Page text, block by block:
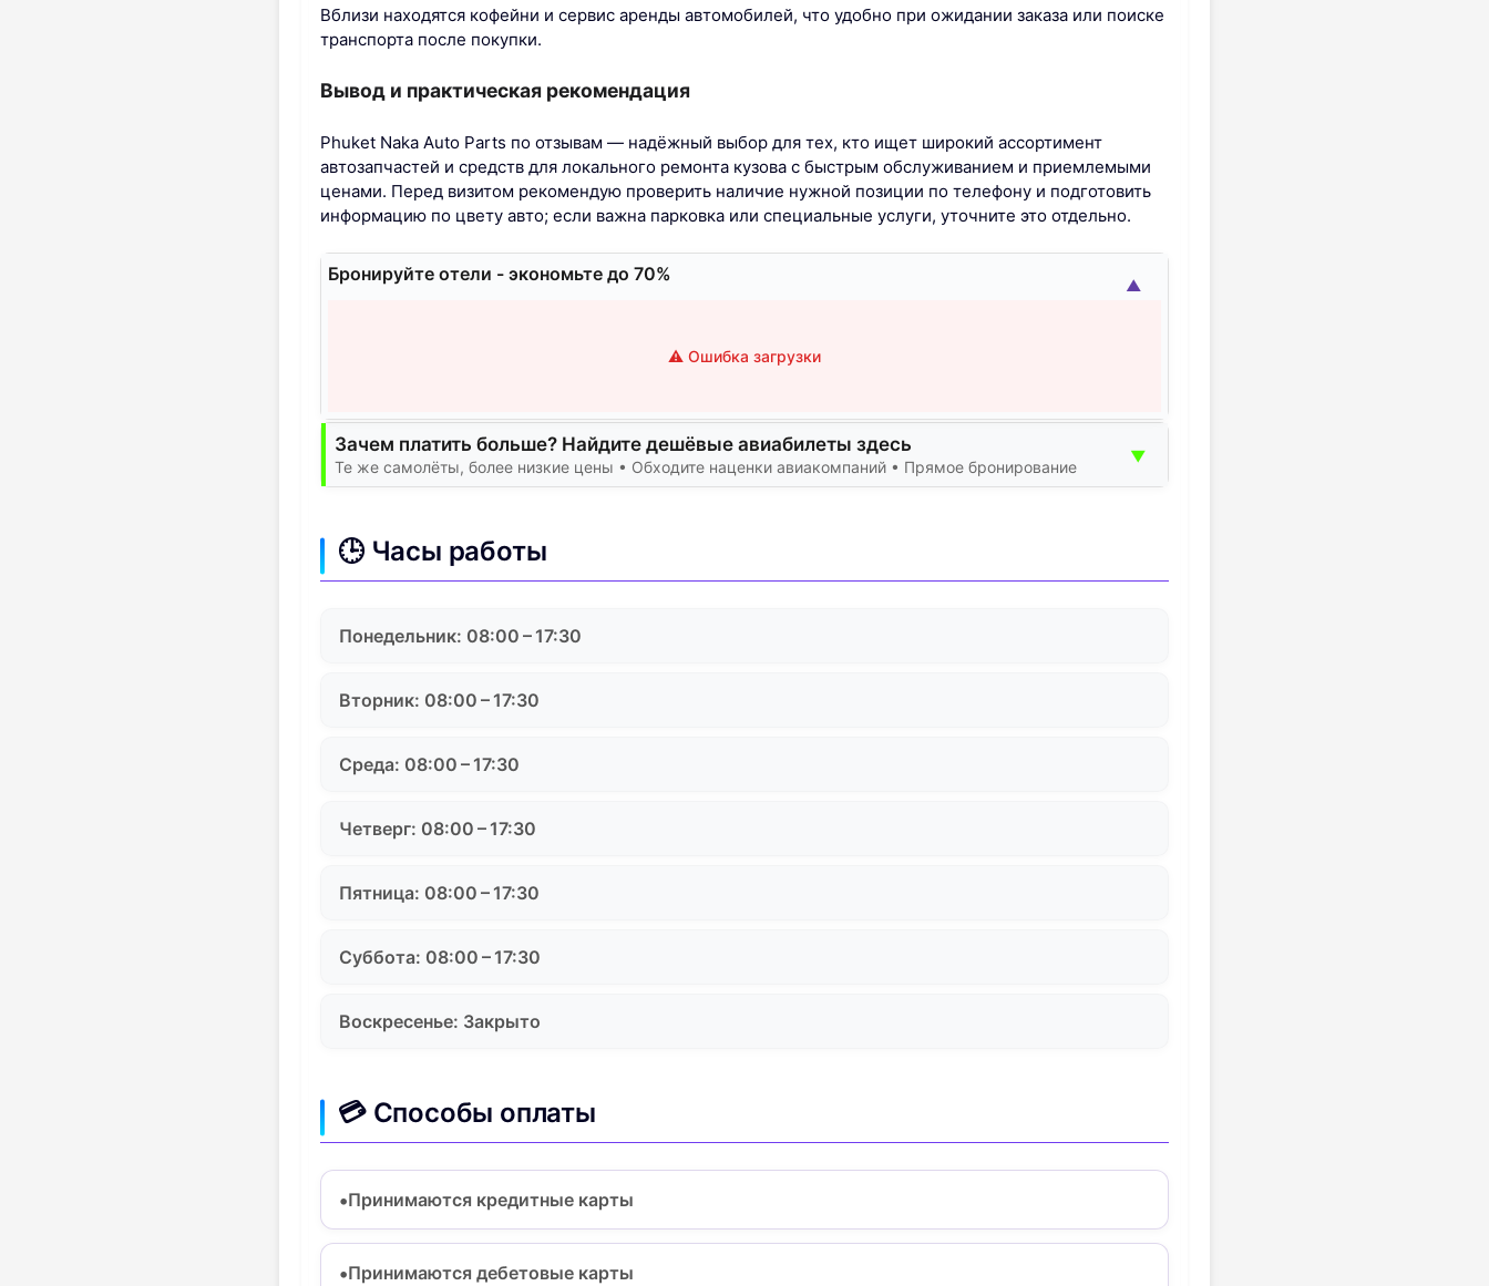
Вблизи находятся кофейни и сервис аренды автомобилей, что удобно при ожидании заказа или поиске
транспорта после покупки.
Вывод и практическая рекомендация
Phuket Naka Auto Parts по отзывам — надёжный выбор для тех, кто ищет широкий ассортимент
автозапчастей и средств для локального ремонта кузова с быстрым обслуживанием и приемлемыми
ценами. Перед визитом рекомендую проверить наличие нужной позиции по телефону и подготовить
информацию по цвету авто; если важна парковка или специальные услуги, уточните это отдельно.
Бронируйте отели - экономьте до 70%
⚠️ Ошибка загрузки
▲
Зачем платить больше? Найдите дешёвые авиабилеты здесь
Те же самолёты, более низкие цены • Обходите наценки авиакомпаний • Прямое бронирование
▼
🕒 Часы работы
Понедельник: 08:00 – 17:30
Вторник: 08:00 – 17:30
Среда: 08:00 – 17:30
Четверг: 08:00 – 17:30
Пятница: 08:00 – 17:30
Суббота: 08:00 – 17:30
Воскресенье: Закрыто
💳 Способы оплаты
Принимаются кредитные карты
Принимаются дебетовые карты